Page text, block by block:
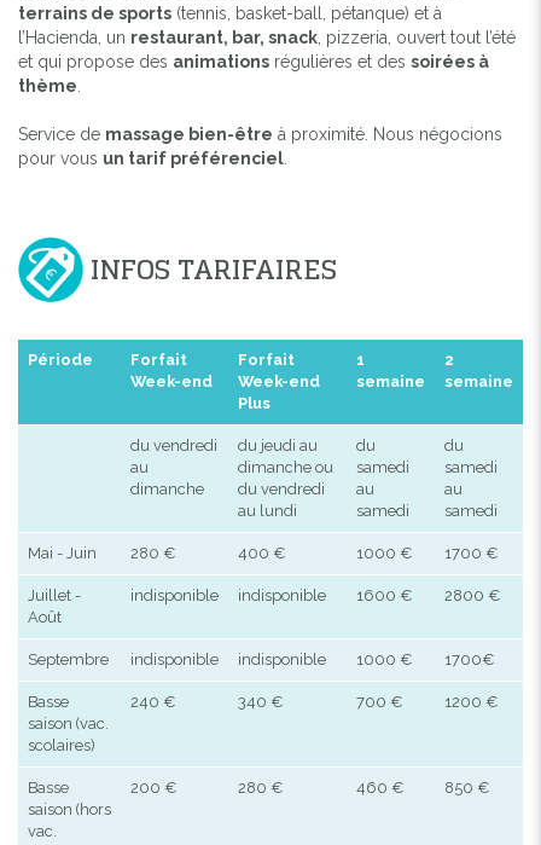
terrains de sports (tennis, basket-ball, pétanque) et à
l’Hacienda, un restaurant, bar, snack , pizzeria, ouvert tout l’été
et qui propose des animations régulières et des soirées à
thème
Service de massage bien-être à proximité. Nous négocions
pour vous un tarif préférenciel
INFOS TARIFAIRES
Période
Forfait
Week-end
Forfait
Week-end
Plus
1
semaine
2
semaine
du vendredi
au
dimanche
du jeudi au
dimanche ou
du vendredi
au lundi
du
samedi
au
samedi
du
samedi
au
samedi
Mai - Juin 280 € 400 € 1000 € 1700 €
Juillet -
Août
indisponible indisponible 1600 € 2800 €
Septembre indisponible indisponible 1000 € 1700€
Basse
saison (vac.
scolaires)
240 € 340 € 700 € 1200 €
Basse
saison (hors
vac.
200 € 280 € 460 € 850 €